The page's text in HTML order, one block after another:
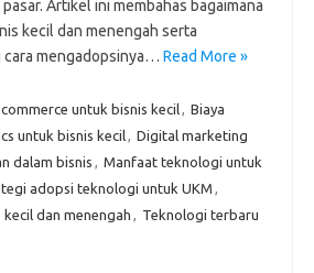
Artikel ini membahas bagaimana
kecil dan menengah serta
cara mengadopsinya… Read More »
untuk bisnis kecil, Biaya
untuk bisnis kecil, Digital marketing
dalam bisnis , Manfaat teknologi untuk
adopsi teknologi untuk UKM ,
dan menengah , Teknologi terbaru